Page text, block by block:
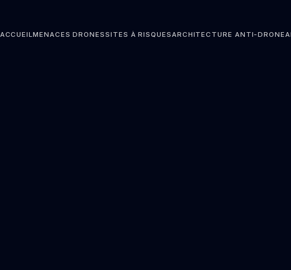
ACCUEILMENACES DRONESSITES À RISQUES ARCHITECTURE ANTI-DRONE